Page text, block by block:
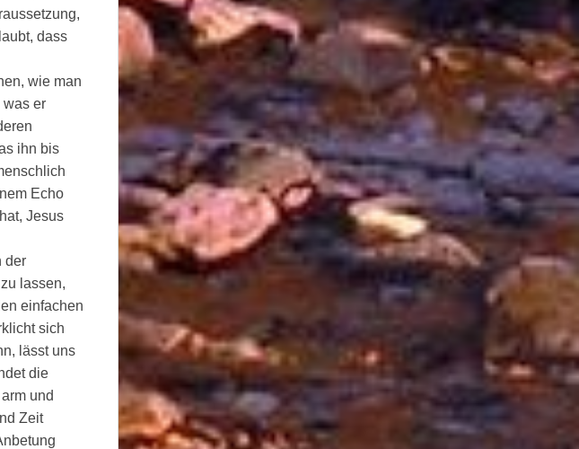
dass
wie man
was er
ihn bis
Echo
Jesus
der
lassen,
einfachen
sich
lässt uns
die
und
Zeit